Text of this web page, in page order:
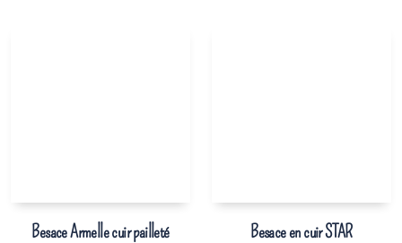
Besace Armelle cuir pailleté Besace en cuir STAR